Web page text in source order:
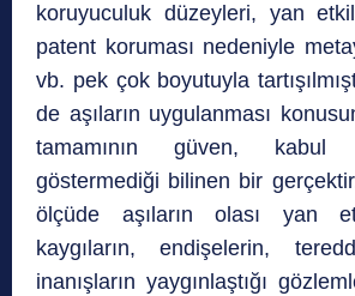
koruyuculuk düzeyleri, yan
patent koruması nedeniyle
vb. pek çok boyutuyla
de aşıların uygulanması
tamamının güven, kabul
göstermediği bilinen bir
ölçüde aşıların olası yan
kaygıların, endişelerin,
inanışların yaygınlaştığı